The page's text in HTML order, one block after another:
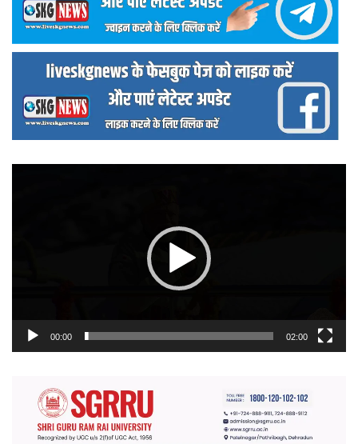
00:00 02:00